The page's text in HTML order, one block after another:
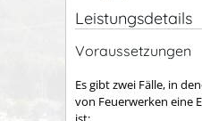
Leistungsdetails
Voraussetzungen
Es gibt zwei Fälle, in
von Feuerwerken eine